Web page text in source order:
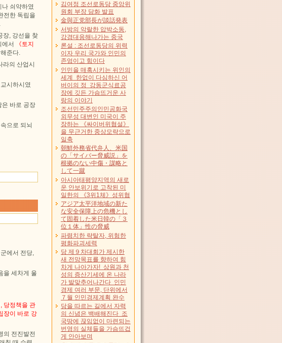
쇠약하였
전한 독립을
장, 강선을 찾
서
《토지
준다.
의 산업시
시하시였
은 바로 공장
으로 되뇌
에서 전당,
을 세차게 울
당정책을 관
장이 바로 강
의 전진발전
김여정 조선로동당 중앙위
원회 부장 담화 발표
金與正党部長が談話発表
서방의 악랄한 압박소동,
강경대응해나가는 중국
론설 : 조선로동당의 위력
이자 우리 국가와 인민의
존엄이고 힘이다
인민을 매혹시키는 위인의
세계 한없이 다심하신 어
버이의 정 강동군식료공
장에 깃든 가슴뜨거운 사
랑의 이야기
조선민주주의인민공화국
외무성 대변인 미국이 주
장하는 《싸이버위협설》
을 무근거한 중상모략으로
일축
朝鮮外務省代弁人、米国
の「サイバー脅威説」を
根拠のない中傷・謀略と
して一蹴
아시아태평양지역의 새로
운 안보위기로 고착된 미
일한의 《3위1체》성위협
アジア太平洋地域の新た
な安全保障上の危機とし
て固着した米日韓の「３
位１体」性の脅威
파렴치한 략탈자, 위험한
평화파괴세력
당 제９차대회가 제시한
새 전망목표를 향하여 힘
차게 나아가자! 상원과 천
성의 증산기세에 온 나라
가 발맞추어나간다 인민
경제 여러 부문, 단위에서
７월 인민경제계획 완수
당을 따르는 길에서 자력
의 신념은 백배해진다 조
국땅에 끊임없이 마련되는
번영의 실체들을 가슴뜨겁
게 안아보며